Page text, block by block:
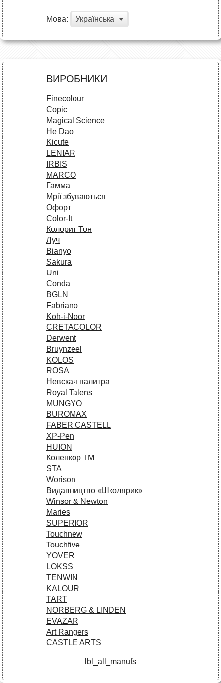
Мова: Українська
ВИРОБНИКИ
Finecolour
Copic
Magical Science
He Dao
Kicute
LENIAR
IRBIS
MARCO
Гамма
Мрії збуваються
Офорт
Сolor-It
Колорит Тон
Луч
Bianyo
Sakura
Uni
Conda
BGLN
Fabriano
Koh-i-Noor
CRETACOLOR
Derwent
Bruynzeel
KOLOS
ROSA
Невская палитра
Royal Talens
MUNGYO
BUROMAX
FABER CASTELL
XP-Pen
HUION
Коленкор ТМ
STA
Worison
Видавництво «Школярик»
Winsor & Newton
Maries
SUPERIOR
Touchnew
Touchfive
YOVER
LOKSS
TENWIN
KALOUR
TART
NORBERG & LINDEN
EVAZAR
Art Rangers
CASTLE ARTS
lbl_all_manufs